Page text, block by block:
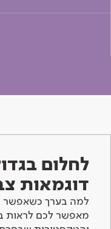
לחלום
דוגמאות
למה בערך כשאפשר
מאפשר לכם לראות